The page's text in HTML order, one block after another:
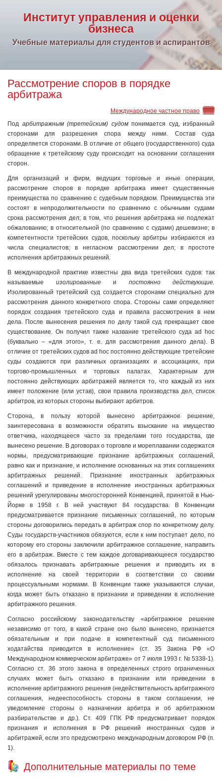
Институт управления и оценки
бизнеса
Учебные материалы для студентов и аспирантов
Рассмотрение споров в порядке
арбитража
Международное частное право
Под арбитражным (третейским) судомпонимается суд, избранный
сторонами для разрешения спора между ними. Состав суда
определяется сторонами. В отличие от общего (государственного) суда
обращение к третейскому суду происходит на основании соглашения
сторон.
Для организаций и фирм, ведущих торговые и иные операции,
рассмотрение споров в порядке арбитража имеет существенные
преимущества по сравнению с судебным порядком. Преимущества эти
состоят в непродолжительности по сравнению с обычными судами
срока рассмотрения дел; в том, что решения арбитража не подлежат
обжалованию; в относительной (по сравнению с судами) дешевизне; в
компетентности третейских судов, поскольку арбитры избираются из
числа специалистов; в негласном рассмотрении дел; в простоте
исполнения арбитражных решений.
В международной практике известны два вида третейских судов: так
называемые изолированныеи постоянно действующие.
Изолированный третейский суд создается сторонами специально для
рассмотрения данного конкретного спора. Стороны сами определяют
порядок создания третейского суда и правила рассмотрения в нем
дела. После вынесения решения по делу такой суд прекращает свое
существование. Он получил также название третейского суда ad hoc
(буквально – «для этого», т. е. для рассмотрения данного дела). В
отличие от третейских судов ad hoc постоянно действующие третейские
суды создаются при различных организациях и ассоциациях, при
торгово-промышленных и торговых палатах. Характерным для
постоянно действующих арбитражей является то, что каждый из них
имеет положение (или устав), свои правила производства дел, список
арбитров, из которых стороны выбирают арбитров.
Сторона, в пользу которой вынесено арбитражное решение,
заинтересована в возможности обратить взыскание на имущество
ответчика, находящееся часто за пределами того государства, где
вынесено решение. В договорах о торговле и мореплавании содержатся
нормы, предусматривающие признание арбитражных соглашений,
равно как и признание, и исполнение основанных на этих соглашениях
арбитражных решений. Признание иностранных арбитражных
соглашений и приведение в исполнение иностранных арбитражных
решений урегулированы многосторонней Конвенцией, принятой в Нью-
Йорке в 1958 г. В ней участвуют 84 государства. В Конвенции
предусматривается признание письменных соглашений, по которым
стороны договорились передать в арбитраж спор по конкретному делу.
Суды государств-участников обязуются, если к ним поступает дело, по
которому его стороны заключили арбитражное соглашение, направить
его в арбитраж. Вместе с тем каждое договаривающееся государство
обязалось признавать арбитражные решения и приводить их в
исполнение на своей территории в соответствии со своими
процессуальными нормами. В Конвенции также указываются случаи,
когда может быть отказано в признании и приведении в исполнение
арбитражного решения.
Согласно российскому законодательству «арбитражное решение
независимо от того, в какой стране оно было вынесено, признается
обязательным и при подаче в компетентный суд письменного
ходатайства приводится в исполнение» (ст. 35 Закона РФ «О
Международном коммерческом арбитраже» от 7 июля 1993 г. № 5338-1).
Согласно ст. 36 этого закона в определенных строго ограниченных
случаях может быть отказано в признании или приведении в
исполнение арбитражного ре­шения (недействительность арбитражного
соглашения, недееспособность стороны в таком соглашении, не
уведомление стороны о назначении арбитра и об арбитражном
разбирательстве и др.). Ст. 409 ГПК РФ предусматривает порядок
признания и исполнения в РФ решений иностранных судов и
арбитражей, если это предусмотрено международным договором РФ (п.
1).
Дополнительные материалы по теме